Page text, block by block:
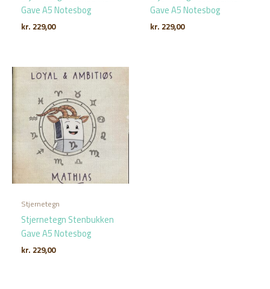
Gave A5 Notesbog
kr. 229,00
Gave A5 Notesbog
kr. 229,00
Stjernetegn
Stjernetegn Stenbukken
Gave A5 Notesbog
kr. 229,00